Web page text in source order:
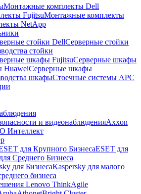
Монтажные комплекты Dell
FujitsuМонтажные комплекты
NetApp
стойки DellСерверные стойки
стойки
шкафы FujitsuСерверные шкафы
HuaweiСерверные шкафы
шкафыСтоечные системы APC
и видеонаблюденияAxxon
Интеллект
для Крупного БизнесаESET для
Среднего Бизнеса
для БизнесаKaspersky для малого
бизнеса
Lenovo ThinkAgile